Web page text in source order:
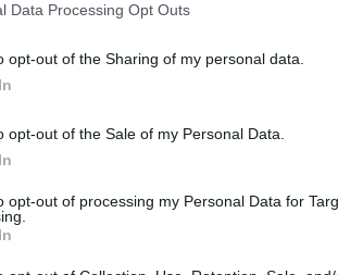
Data Processing Opt Outs
opt-out of the Sharing of my personal data.
opt-out of the Sale of my Personal Data.
opt-out of processing my Personal Data for
fuente preferida de Google de forma
en el Palacio de la Exposición
del Premio Diseños que
organizada por la Fundación Coso
el Ayuntamiento de València, y con